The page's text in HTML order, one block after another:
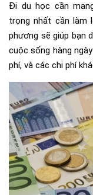
Đi du học cần
trọng nhất cần làm
phương sẽ giúp bạn
cuộc sống hàng
phí, và các chi phí